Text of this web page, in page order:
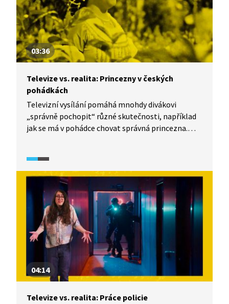
03:36
Televize vs. realita: Princezny v českých
pohádkách
Televizní vysílání pomáhá mnohdy divákovi
„správně pochopit“ různé skutečnosti, například
jak se má v pohádce chovat správná princezna.
TeleRevize 2.0.
04:14
Televize vs. realita: Práce policie